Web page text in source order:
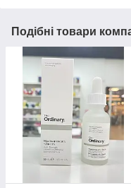
Подібні товари